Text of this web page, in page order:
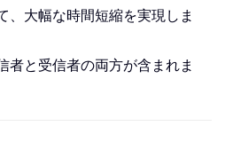
、大幅な時間短縮を実現しま
者と受信者の両方が含まれま